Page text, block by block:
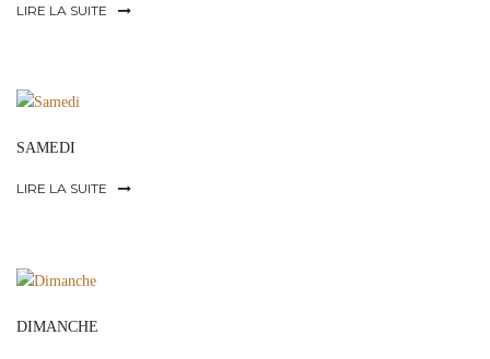
LIRE LA SUITE
SAMEDI
LIRE LA SUITE
DIMANCHE